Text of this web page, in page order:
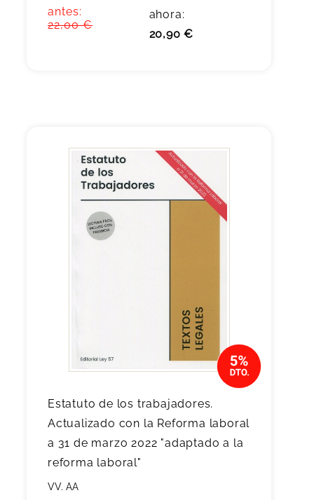
antes:
22,00 €
ahora:
20,90 €
Estatuto de los trabajadores.
Actualizado con la Reforma laboral
a 31 de marzo 2022 "adaptado a la
reforma laboral"
VV. AA